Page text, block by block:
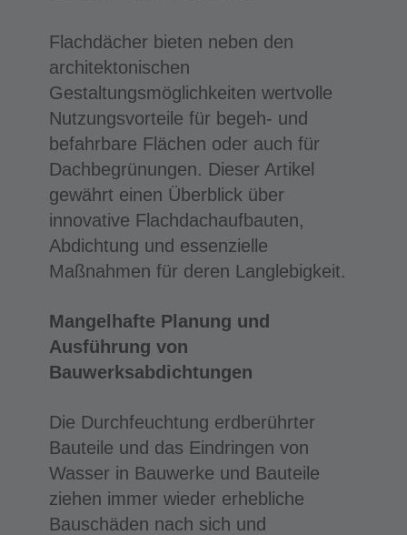
Flachdächer bieten neben den
architektonischen
Gestaltungsmöglichkeiten wertvolle
Nutzungsvorteile für begeh- und
befahrbare Flächen oder auch für
Dachbegrünungen. Dieser Artikel
gewährt einen Überblick über
innovative Flachdachaufbauten,
Abdichtung und essenzielle
Maßnahmen für deren Langlebigkeit.
Mangelhafte Planung und
Ausführung von
Bauwerksabdichtungen
Die Durchfeuchtung erdberührter
Bauteile und das Eindringen von
Wasser in Bauwerke und Bauteile
ziehen immer wieder erhebliche
Bauschäden nach sich und